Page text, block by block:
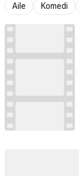
Aile Komedi